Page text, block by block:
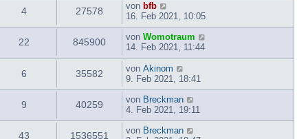
4 27578 von bfb
16. Feb 2021, 10:05
22 845900 von Womotraum
14. Feb 2021, 11:44
6 35582 von Akinom
9. Feb 2021, 18:41
9 40259 von Breckman
4. Feb 2021, 19:11
43 1536551 von Breckman